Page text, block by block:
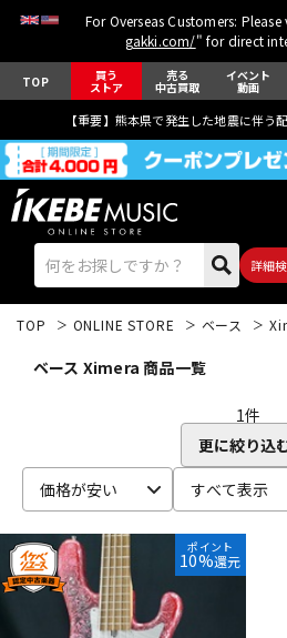
For Overseas Customers:
gakki.com/" for direct
TOP 買う
ストア
売る
中古買取
イベント
動画
【重要】熊本県で発生した地震に伴う
詳細
ベース
ドラム
TOP ONLINE STORE ベース
ベース Ximera 商品一覧
1件
更に絞り込
価格が安い
すべて表示
ポイント
10%還元